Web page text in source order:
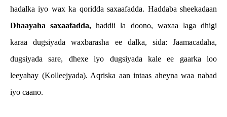
hadalka iyo wax ka qoridda saxaafadda. Haddaba sheekadaan
Dhaayaha saxaafadda, haddii la doono, waxaa laga dhigi
karaa dugsiyada waxbarasha ee dalka, sida: Jaamacadaha,
dugsiyada sare, dhexe iyo dugsiyada kale ee gaarka loo
leeyahay (Kolleejyada). Aqriska aan intaas aheyna waa nabad
iyo caano.